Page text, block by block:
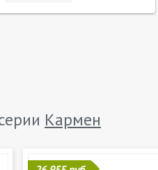
Кармен